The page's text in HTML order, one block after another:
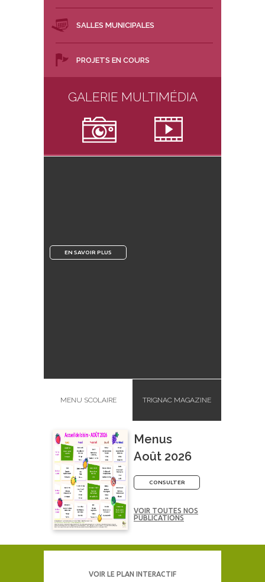
SALLES MUNICIPALES
PROJETS EN COURS
GALERIE MULTIMÉDIA
EN SAVOIR PLUS
MENU SCOLAIRE TRIGNAC MAGAZINE
Menus
Août 2026
CONSULTER
VOIR TOUTES NOS
PUBLICATIONS
VOIR LE PLAN INTERACTIF